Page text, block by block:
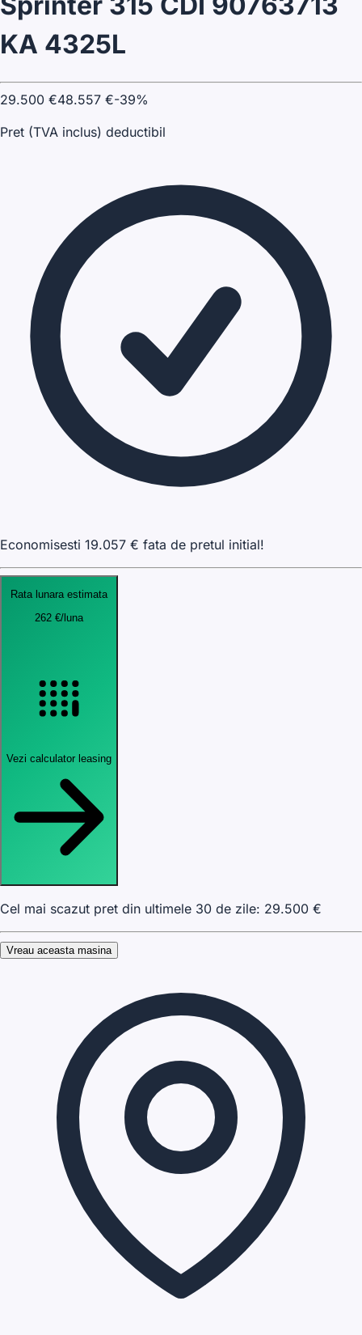
KA 4325L
29.500 €48.557 €-39%
Pret (TVA inclus) deductibil
Economisesti 19.057 € fata de pretul initial!
Rata lunara estimata
262 €/luna
Vezi calculator leasing
Cel mai scazut pret din ultimele 30 de zile: 29.500 €
Vreau aceasta masina